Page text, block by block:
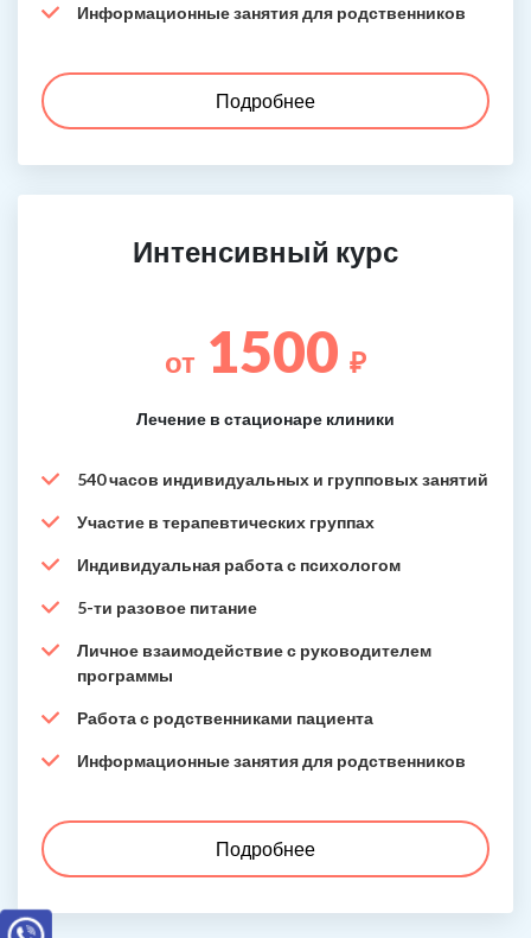
Информационные занятия для родственников
Подробнее
Интенсивный курс
от 1500 ₽
Лечение в стационаре клиники
540 часов индивидуальных и групповых занятий
Участие в терапевтических группах
Индивидуальная работа с психологом
5-ти разовое питание
Личное взаимодействие с руководителем
программы
Работа с родственниками пациента
Информационные занятия для родственников
Подробнее